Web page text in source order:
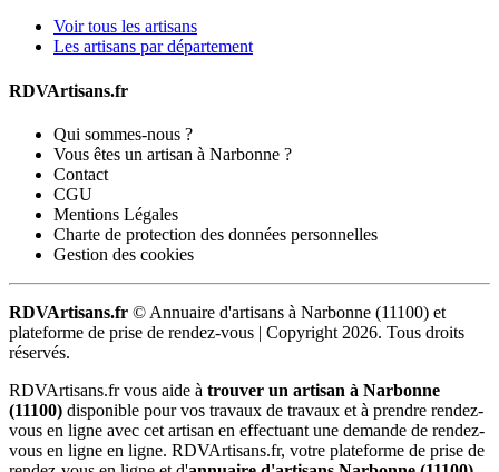
Voir tous les artisans
Les artisans par département
RDVArtisans.fr
Qui sommes-nous ?
Vous êtes un artisan à Narbonne ?
Contact
CGU
Mentions Légales
Charte de protection des données personnelles
Gestion des cookies
RDVArtisans.fr © Annuaire d'artisans à Narbonne (11100) et
plateforme de prise de rendez-vous | Copyright 2026. Tous droits
réservés.
RDVArtisans.fr vous aide à trouver un artisan à Narbonne
(11100) disponible pour vos travaux de travaux et à prendre rendez-
vous en ligne avec cet artisan en effectuant une demande de rendez-
vous en ligne en ligne. RDVArtisans.fr, votre plateforme de prise de